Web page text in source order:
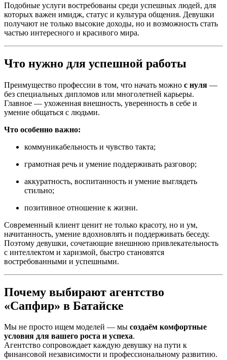
Подобные услуги востребованы среди успешных людей, для
которых важен имидж, статус и культура общения. Девушки
получают не только высокие доходы, но и возможность стать
частью интересного и красивого мира.
Что нужно для успешной работы
Преимущество профессии в том, что начать можно с нуля —
без специальных дипломов или многолетней карьеры.
Главное — ухоженная внешность, уверенность в себе и
умение общаться с людьми.
Что особенно важно:
коммуникабельность и чувство такта;
грамотная речь и умение поддерживать разговор;
аккуратность, воспитанность и умение выглядеть
стильно;
позитивное отношение к жизни.
Современный клиент ценит не только красоту, но и ум,
начитанность, умение вдохновлять и поддерживать беседу.
Поэтому девушки, сочетающие внешнюю привлекательность
с интеллектом и харизмой, быстро становятся
востребованными и успешными.
Почему выбирают агентство
«Сапфир» в Батайске
Мы не просто ищем моделей — мы создаём комфортные
условия для вашего роста и успеха.
Агентство сопровождает каждую девушку на пути к
финансовой независимости и профессиональному развитию.